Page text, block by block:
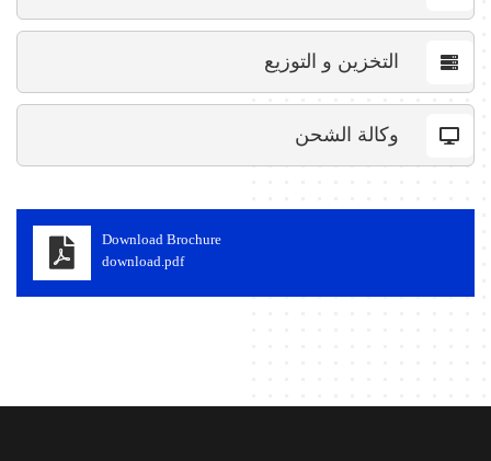
التخزين و التوزيع
وكالة الشحن
Download Brochure
download.pdf